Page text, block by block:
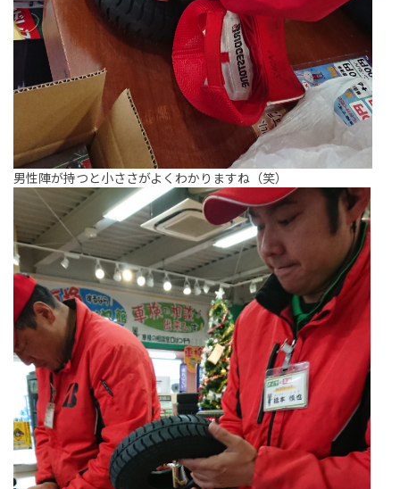
男性陣が持つと小ささがよくわかりますね（笑）